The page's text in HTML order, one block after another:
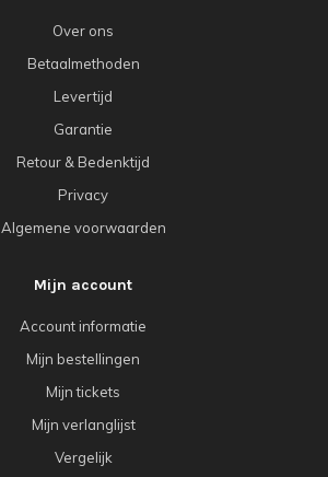
Over ons
Betaalmethoden
Levertijd
Garantie
Retour & Bedenktijd
Privacy
Algemene voorwaarden
Mijn account
Account informatie
Mijn bestellingen
Mijn tickets
Mijn verlanglijst
Vergelijk